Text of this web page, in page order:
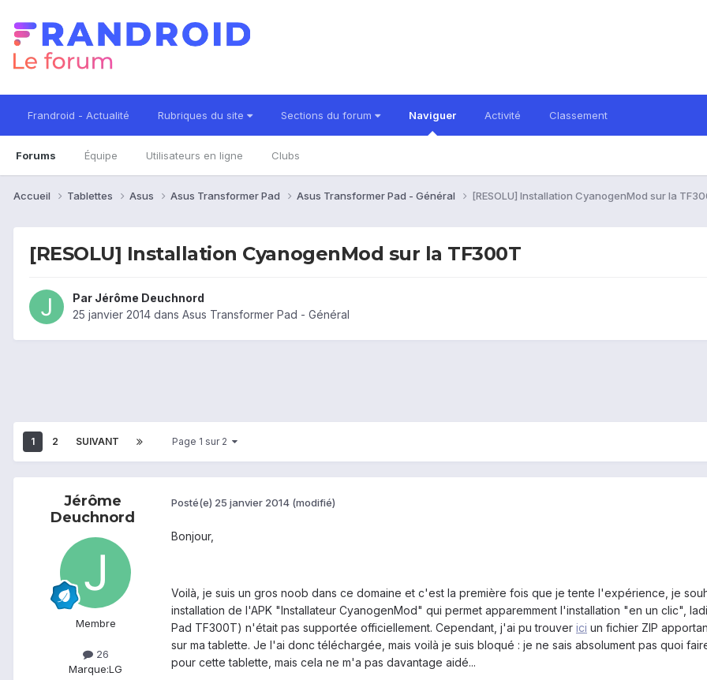
Frandroid - Actualité Rubriques du site Sections du forum Naviguer
Forums Équipe Utilisateurs en ligne Clubs
Activité Classement
Accueil Tablettes Asus Asus Transformer Pad Asus Transformer Pad - Général [RESOLU] Installation CyanogenMod sur la
[RESOLU] Installation CyanogenMod sur la TF300T
Par Jérôme Deuchnord
25 janvier 2014 dans Asus Transformer Pad - Général
1 2 SUIVANT Page 1 sur 2
Jérôme
Deuchnord
Membre
26
Marque:LG
Posté(e) 25 janvier 2014 (modifié)
Bonjour,
Voilà, je suis un gros noob dans ce domaine et c'est la première fois que je tente l'expérience, je
installation de l'APK "Installateur CyanogenMod" qui permet apparemment l'installation "en un clic",
Pad TF300T) n'était pas supportée officiellement. Cependant, j'ai pu trouver ici un fichier ZIP
sur ma tablette. Je l'ai donc téléchargée, mais voilà je suis bloqué : je ne sais absolument pas quoi
pour cette tablette, mais cela ne m'a pas davantage aidé...